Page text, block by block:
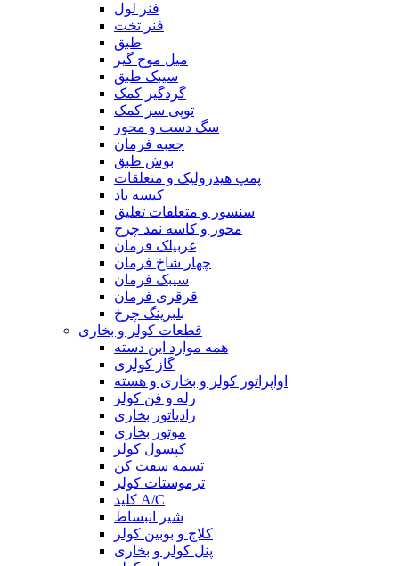
فنر لول
فنر تخت
طبق
میل موج گیر
سیبک طبق
گردگیر کمک
توپی سر کمک
سگ دست و محور
جعبه فرمان
بوش طبق
پمپ هیدرولیک و متعلقات
کیسه باد
سنسور و متعلقات تعلیق
محور و کاسه نمد چرخ
غربیلک فرمان
چهار شاخ فرمان
سیبک فرمان
قرقری فرمان
بلبرینگ چرخ
قطعات کولر و بخاری
همه موارد این دسته
گاز کولری
اواپراتور کولر و بخاری و هسته
رله و فن کولر
رادیاتور بخاری
موتور بخاری
کپسول کولر
تسمه سفت کن
ترموستات کولر
کلید A/C
شیر انبساط
کلاچ و بوبین کولر
پنل کولر و بخاری